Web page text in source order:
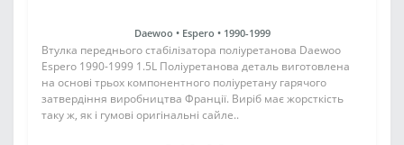
Daewoo • Espero • 1990-1999
Втулка переднього стабілізатора поліуретанова Daewoo
Espero 1990-1999 1.5L Поліуретанова деталь виготовлена
на основі трьох компонентного поліуретану гарячого
затвердіння виробництва Франції. Виріб має жорсткість
таку ж, як і гумові оригінальні сайле..